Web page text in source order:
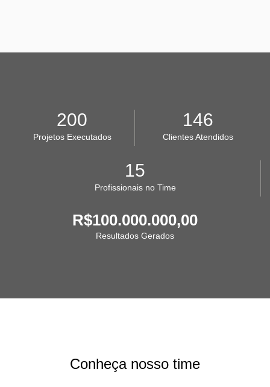
200
Projetos Executados
146
Clientes Atendidos
15
Profissionais no Time
R$100.000.000,00
Resultados Gerados
Conheça nosso time